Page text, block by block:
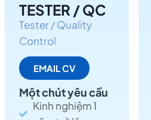
TESTER / QC
Tester / Quality
Control
EMAIL CV
Một chút yêu cầu
Kinh nghiệm 1